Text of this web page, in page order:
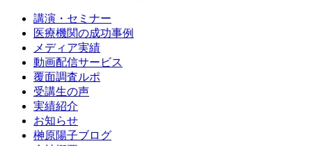
講演・セミナー
医療機関の成功事例
メディア実績
動画配信サービス
覆面調査ルポ
受講生の声
実績紹介
お知らせ
榊原陽子ブログ